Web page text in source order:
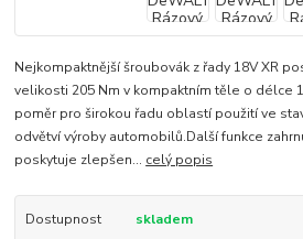
Nejkompaktnější šroubovák z řady 18V XR
velikosti 205 Nm v kompaktním těle o délce
poměr pro širokou řadu oblastí použití ve
odvětví výroby automobilů.Další funkce
poskytuje zlepšen... celý popis
Dostupnost skladem